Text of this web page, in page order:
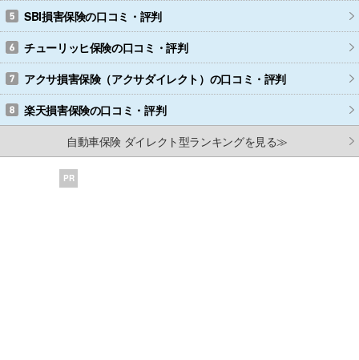
SBI損害保険の口コミ・評判
チューリッヒ保険の口コミ・評判
アクサ損害保険（アクサダイレクト） の口コミ・評判
楽天損害保険の口コミ・評判
自動車保険 ダイレクト型ランキングを見る≫
PR